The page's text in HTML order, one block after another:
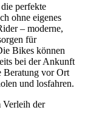
perfekte
ohne eigenes
– moderne,
für
Bikes können
bei der Ankunft
Beratung vor Ort
und losfahren.
der